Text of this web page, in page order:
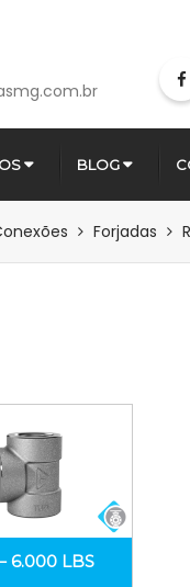
BLOG
Forjadas
6.000 LBS